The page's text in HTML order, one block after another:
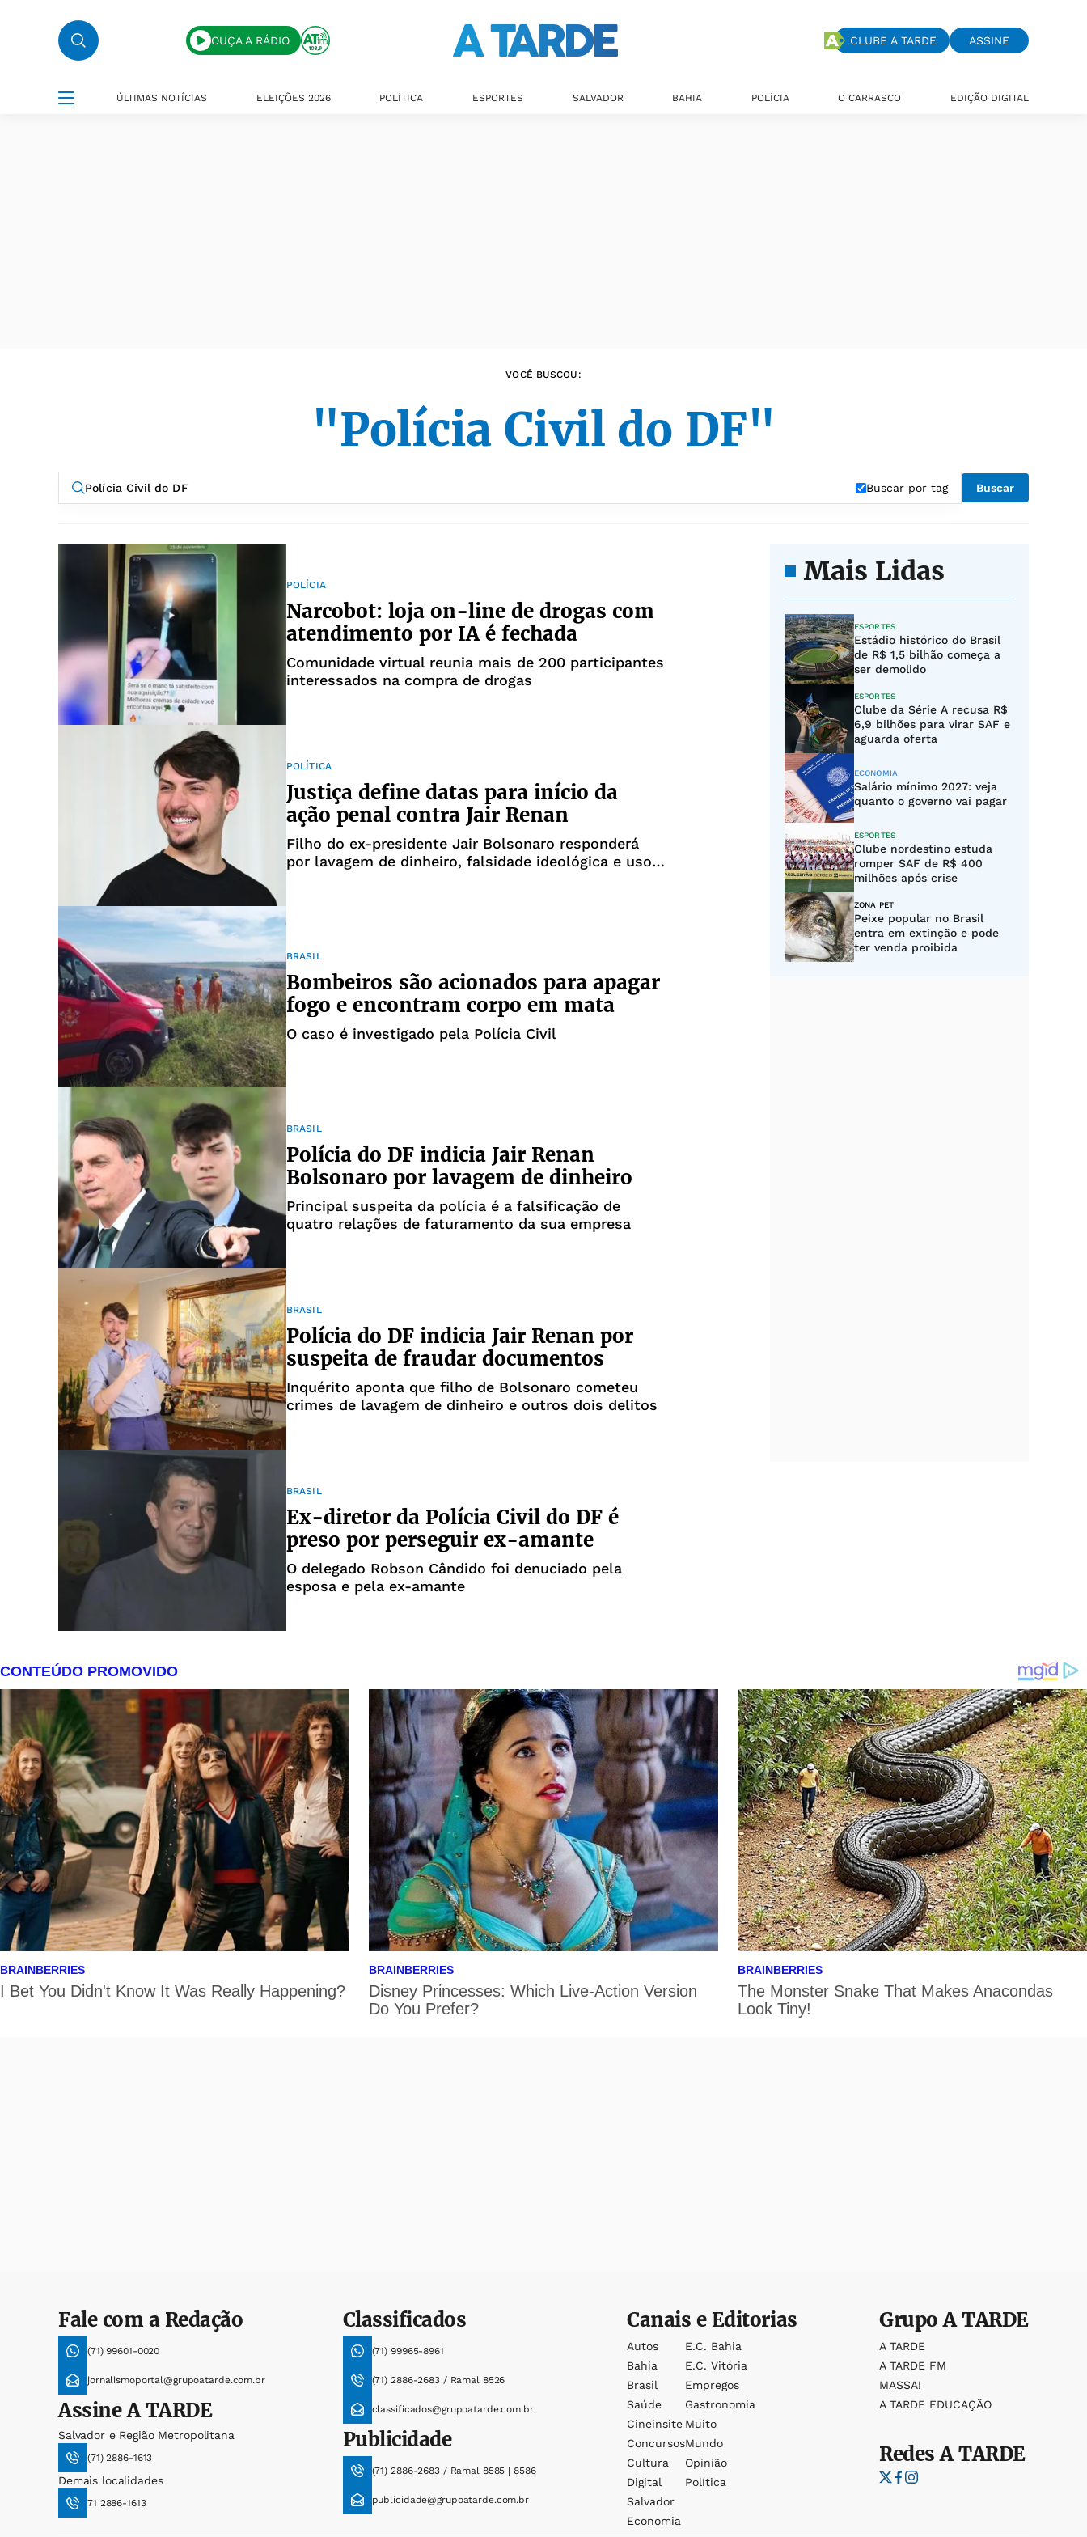
OUÇA A RÁDIO CLUBE A TARDE ASSINE
ÚLTIMAS NOTÍCIAS ELEIÇÕES 2026 POLÍTICA ESPORTES SALVADOR BAHIA POLÍCIA O CARRASCO EDIÇÃO DIGITAL
VOCÊ BUSCOU:
"Polícia Civil do DF"
Buscar por tag Buscar
POLÍCIA
Narcobot: loja on-line de drogas com
atendimento por IA é fechada
Comunidade virtual reunia mais de 200 participantes
interessados na compra de drogas
POLÍTICA
Justiça define datas para início da
ação penal contra Jair Renan
Filho do ex-presidente Jair Bolsonaro responderá
por lavagem de dinheiro, falsidade ideológica e uso
BRASIL
Bombeiros são acionados para apagar
fogo e encontram corpo em mata
O caso é investigado pela Polícia Civil
BRASIL
Polícia do DF indicia Jair Renan
Bolsonaro por lavagem de dinheiro
Principal suspeita da polícia é a falsificação de
quatro relações de faturamento da sua empresa
BRASIL
Polícia do DF indicia Jair Renan por
suspeita de fraudar documentos
Inquérito aponta que filho de Bolsonaro cometeu
crimes de lavagem de dinheiro e outros dois delitos
BRASIL
Ex-diretor da Polícia Civil do DF é
preso por perseguir ex-amante
O delegado Robson Cândido foi denuciado pela
esposa e pela ex-amante
Mais Lidas
ESPORTES
Estádio histórico do Brasil
de R$ 1,5 bilhão começa a
ser demolido
ESPORTES
Clube da Série A recusa R$
6,9 bilhões para virar SAF e
aguarda oferta
ECONOMIA
Salário mínimo 2027: veja
quanto o governo vai pagar
ESPORTES
Clube nordestino estuda
romper SAF de R$ 400
milhões após crise
ZONA PET
Peixe popular no Brasil
entra em extinção e pode
ter venda proibida
Fale com a Redação
(71) 99601-0020
jornalismoportal@grupoatarde.com.br
AssineA TARDE
Salvador e Região Metropolitana
(71) 2886-1613
Demais localidades
71 2886-1613
Classificados
(71) 99965-8961
(71) 2886-2683 / Ramal 8526
classificados@grupoatarde.com.br
Publicidade
(71) 2886-2683 / Ramal 8585 | 8586
publicidade@grupoatarde.com.br
Canais e Editorias
Autos
Bahia
Brasil
Saúde
Cineinsite
Concursos
Cultura
Digital
Salvador
Economia
E.c. Bahia
E.c. Vitória
Empregos
Gastronomia
Muito
Mundo
Opinião
Política
GrupoA TARDE
A TARDE
A TARDE FM
MASSA!
A TARDE EDUCAÇÃO
RedesA TARDE